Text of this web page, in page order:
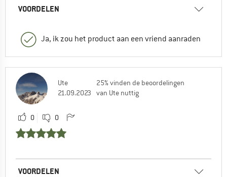
VOORDELEN
Ja, ik zou het product aan een vriend aanraden
Ute
21.09.2023
25% vinden de beoordelingen
van Ute nuttig
0 0
VOORDELEN